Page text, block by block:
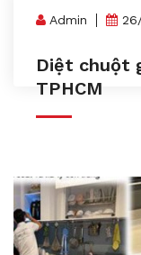
Admin
Diệt chuột
TPHCM